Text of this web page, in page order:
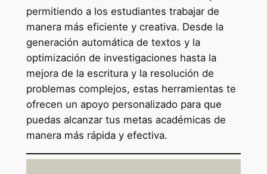
permitiendo a los estudiantes trabajar de
manera más eficiente y creativa. Desde la
generación automática de textos y la
optimización de investigaciones hasta la
mejora de la escritura y la resolución de
problemas complejos, estas herramientas te
ofrecen un apoyo personalizado para que
puedas alcanzar tus metas académicas de
manera más rápida y efectiva.